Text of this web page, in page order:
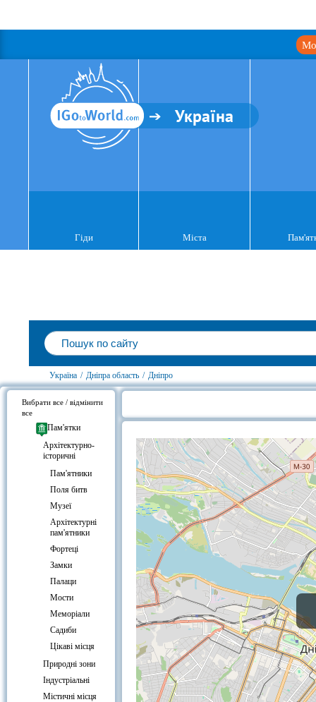
Україна
Гіди Міста
Україна / Дніпра область / Дніпро
Вибрати все / відмінити
все
Пам'ятки
Архітектурно-
історичні
Пам'ятники
Поля битв
Музеї
Архітектурні
пам'ятники
Фортеці
Замки
Палаци
Мости
Меморіали
Садиби
Цікаві місця
Природні зони
Індустріальні
Містичні місця